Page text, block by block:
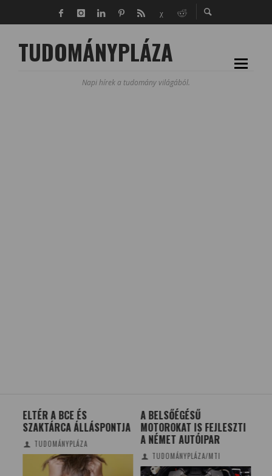
TUDOMÁNYPLÁZA
Napi hírek a tudomány világából.
ELTÉR A BCE ÉS
SZAKTÁRCA ÁLLÁSPONTJA
TUDOMÁNYPLÁZA
A BELSŐÉGÉSŰ
MOTOROKAT IS FEJLESZTI
A NÉMET AUTÓIPAR
TUDOMÁNYPLÁZA/MTI